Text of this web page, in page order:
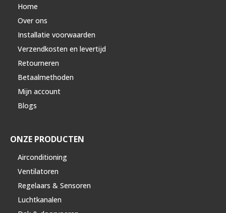
Home
Over ons
Installatie voorwaarden
Verzendkosten en levertijd
Retourneren
Betaalmethoden
Mijn account
Blogs
ONZE PRODUCTEN
Airconditioning
Ventilatoren
Regelaars & Sensoren
Luchtkanalen